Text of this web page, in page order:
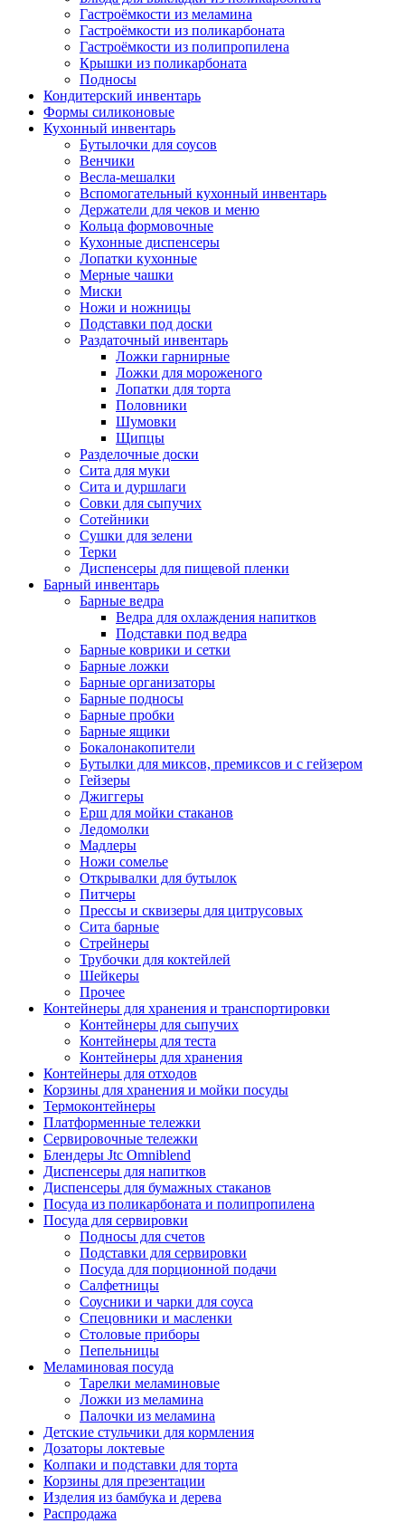
Гастроёмкости из меламина
Гастроёмкости из поликарбоната
Гастроёмкости из полипропилена
Крышки из поликарбоната
Подносы
Кондитерский инвентарь
Формы силиконовые
Кухонный инвентарь
Бутылочки для соусов
Венчики
Весла-мешалки
Вспомогательный кухонный инвентарь
Держатели для чеков и меню
Кольца формовочные
Кухонные диспенсеры
Лопатки кухонные
Мерные чашки
Миски
Ножи и ножницы
Подставки под доски
Раздаточный инвентарь
Ложки гарнирные
Ложки для мороженого
Лопатки для торта
Половники
Шумовки
Щипцы
Разделочные доски
Сита для муки
Сита и дуршлаги
Совки для сыпучих
Сотейники
Сушки для зелени
Терки
Диспенсеры для пищевой пленки
Барный инвентарь
Барные ведра
Ведра для охлаждения напитков
Подставки под ведра
Барные коврики и сетки
Барные ложки
Барные организаторы
Барные подносы
Барные пробки
Барные ящики
Бокалонакопители
Бутылки для миксов, премиксов и с гейзером
Гейзеры
Джиггеры
Ерш для мойки стаканов
Ледомолки
Мадлеры
Ножи сомелье
Открывалки для бутылок
Питчеры
Прессы и сквизеры для цитрусовых
Сита барные
Стрейнеры
Трубочки для коктейлей
Шейкеры
Прочее
Контейнеры для хранения и транспортировки
Контейнеры для сыпучих
Контейнеры для теста
Контейнеры для хранения
Контейнеры для отходов
Корзины для хранения и мойки посуды
Термоконтейнеры
Платформенные тележки
Сервировочные тележки
Блендеры Jtc Omniblend
Диспенсеры для напитков
Диспенсеры для бумажных стаканов
Посуда из поликарбоната и полипропилена
Посуда для сервировки
Подносы для счетов
Подставки для сервировки
Посуда для порционной подачи
Салфетницы
Соусники и чарки для соуса
Спецовники и масленки
Столовые приборы
Пепельницы
Меламиновая посуда
Тарелки меламиновые
Ложки из меламина
Палочки из меламина
Детские стульчики для кормления
Дозаторы локтевые
Колпаки и подставки для торта
Корзины для презентации
Изделия из бамбука и дерева
Распродажа